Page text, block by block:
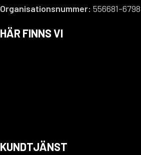
Organisationsnummer: 556681-6798
HÄR FINNS VI
KUNDTJÄNST